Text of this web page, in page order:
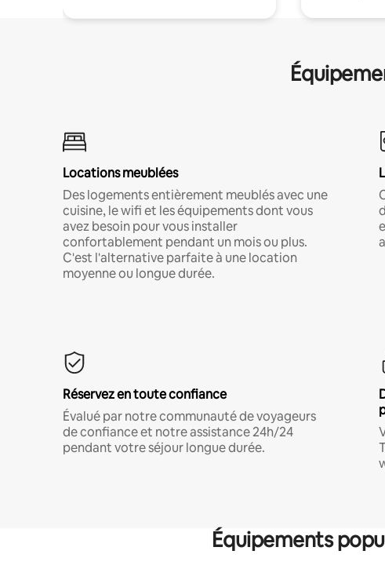
Locations meublées
Des logements entièrement meublés avec une
cuisine, le wifi et les équipements dont vous
avez besoin pour vous installer
confortablement pendant un mois ou plus.
C'est l'alternative parfaite à une location
moyenne ou longue durée.
Réservez en toute confiance
Évalué par notre communauté de voyageurs
de confiance et notre assistance 24h/24
pendant votre séjour longue durée.
Équipements